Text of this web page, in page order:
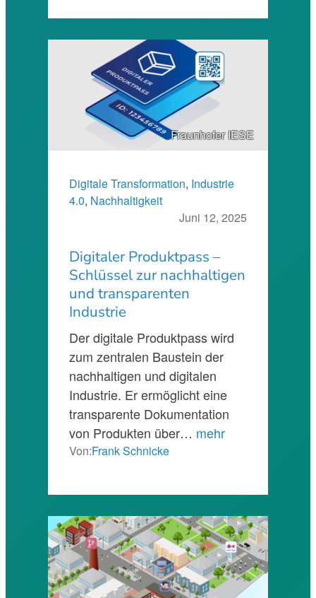
Fraunhofer IESE
Digitale Transformation, Industrie
4.0, Nachhaltigkeit
Juni 12, 2025
Digitaler Produktpass –
Schlüssel zur nachhaltigen
und transparenten
Industrie
Der digitale Produktpass wird
zum zentralen Baustein der
nachhaltigen und digitalen
Industrie. Er ermöglicht eine
transparente Dokumentation
von Produkten über… mehr
Von:Frank Schnicke